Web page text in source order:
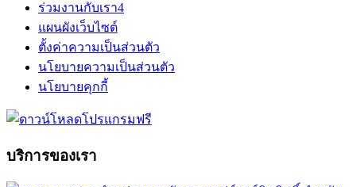
ร่วมงานกับเรา4
แผนผังเว็บไซต์
ตั้งค่าความเป็นส่วนตัว
นโยบายความเป็นส่วนตัว
นโยบายคุกกี้
บริการของเรา